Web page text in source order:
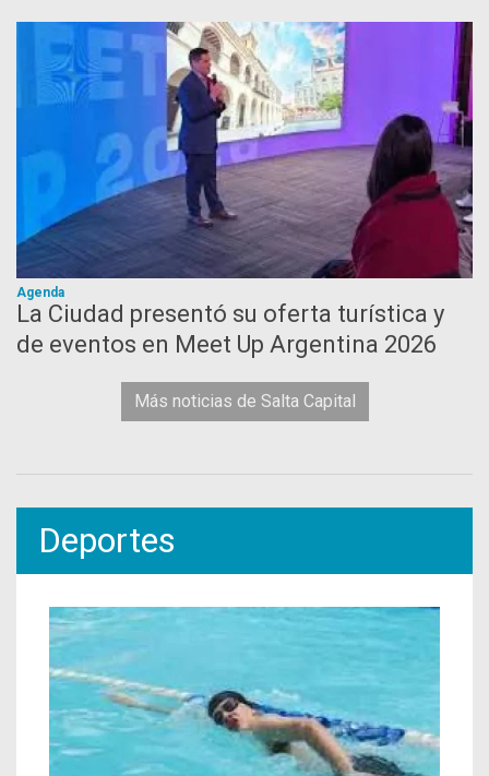
Agenda
La Ciudad presentó su oferta turística y
de eventos en Meet Up Argentina 2026
Más noticias de Salta Capital
Deportes